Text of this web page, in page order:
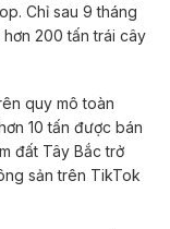
Chỉ sau 9 tháng
200 tấn trái cây
quy mô toàn
10 tấn được bán
đất Tây Bắc trở
sản trên TikTok